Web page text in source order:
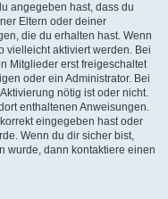
angegeben hast, dass du
Eltern oder deiner
die du erhalten hast. Wenn
vielleicht aktiviert werden. Bei
Mitglieder erst freigeschaltet
oder ein Administrator. Bei
nötig ist oder nicht.
enthaltenen Anweisungen.
eingegeben hast oder
Wenn du dir sicher bist,
wurde, dann kontaktiere einen